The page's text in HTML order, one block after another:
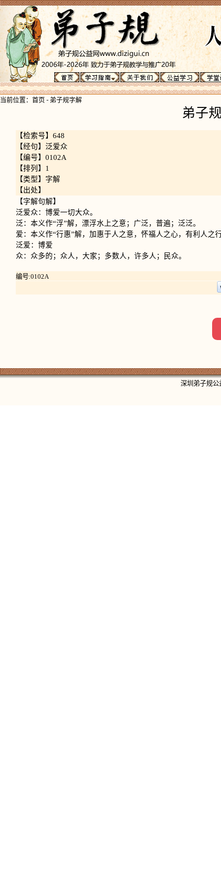
当前位置： 首页 - 弟子规字解
弟子
【检索号】648
【经句】泛爱众
【编号】0102A
【排列】1
【类型】字解
【出处】
【字解句解】
泛爱众：博爱一切大众。
泛：本义作“浮”解，漂浮水上之意；广泛，普遍；泛泛。
爱：本义作“行惠”解，加惠于人之意，怀福人之心，有利人之
泛爱：博爱
众：众多的；众人，大家；多数人，许多人；民众。
编号:0102A
深圳弟子规